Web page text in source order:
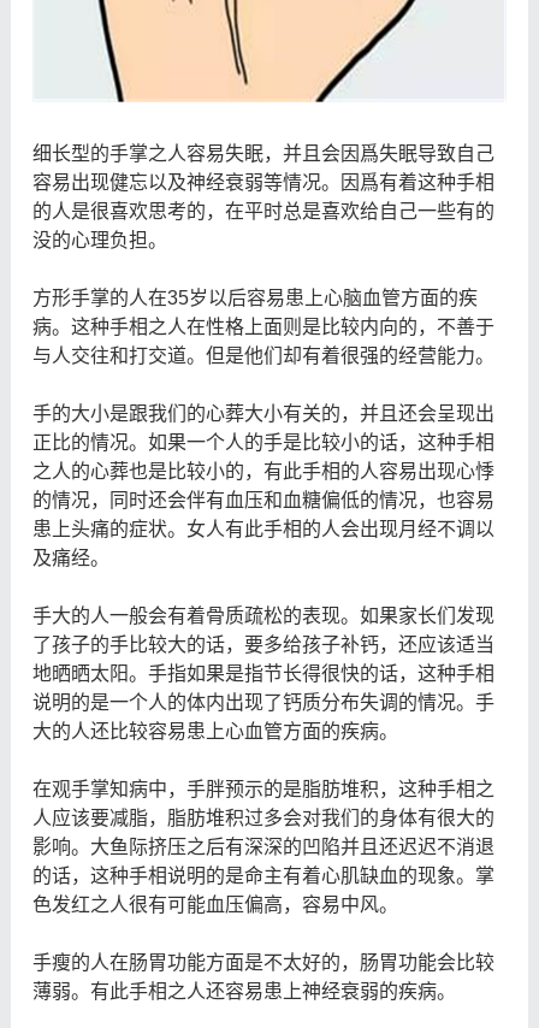
细长型的手掌之人容易失眠，并且会因爲失眠导致自己
容易出现健忘以及神经衰弱等情况。因爲有着这种手相
的人是很喜欢思考的，在平时总是喜欢给自己一些有的
没的心理负担。
方形手掌的人在35岁以后容易患上心脑血管方面的疾
病。这种手相之人在性格上面则是比较内向的，不善于
与人交往和打交道。但是他们却有着很强的经营能力。
手的大小是跟我们的心葬大小有关的，并且还会呈现出
正比的情况。如果一个人的手是比较小的话，这种手相
之人的心葬也是比较小的，有此手相的人容易出现心悸
的情况，同时还会伴有血压和血糖偏低的情况，也容易
患上头痛的症状。女人有此手相的人会出现月经不调以
及痛经。
手大的人一般会有着骨质疏松的表现。如果家长们发现
了孩子的手比较大的话，要多给孩子补钙，还应该适当
地晒晒太阳。手指如果是指节长得很快的话，这种手相
说明的是一个人的体内出现了钙质分布失调的情况。手
大的人还比较容易患上心血管方面的疾病。
在观手掌知病中，手胖预示的是脂肪堆积，这种手相之
人应该要减脂，脂肪堆积过多会对我们的身体有很大的
影响。大鱼际挤压之后有深深的凹陷并且还迟迟不消退
的话，这种手相说明的是命主有着心肌缺血的现象。掌
色发红之人很有可能血压偏高，容易中风。
手瘦的人在肠胃功能方面是不太好的，肠胃功能会比较
薄弱。有此手相之人还容易患上神经衰弱的疾病。